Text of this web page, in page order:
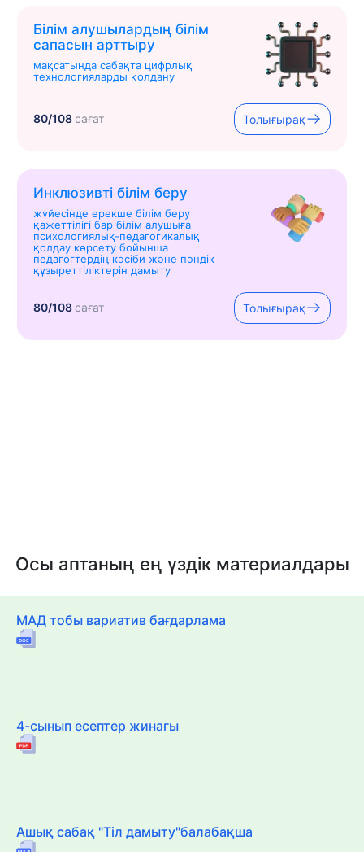
Білім алушылардың білім
сапасын арттыру
мақсатында сабақта цифрлық
технологияларды қолдану
80/108сағат Толығырақ
Инклюзивті білім беру
жүйесінде ерекше білім беру
қажеттілігі бар білім алушыға
психологиялық-педагогикалық
қолдау көрсету бойынша
педагогтердің кәсіби және пәндік
құзыреттіліктерін дамыту
80/108сағат Толығырақ
Осы аптаның ең үздік материалдары
МАД тобы вариатив бағдарлама
4-сынып есептер жинағы
Ашық сабақ "Тіл дамыту"балабақша